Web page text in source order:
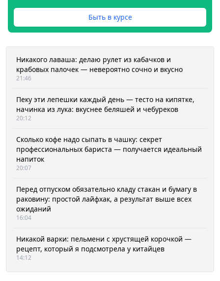
Быть в курсе
Никакого лаваша: делаю рулет из кабачков и
крабовых палочек — невероятно сочно и вкусно
21:46
Пеку эти лепешки каждый день — тесто на кипятке,
начинка из лука: вкуснее беляшей и чебуреков
20:12
Сколько кофе надо сыпать в чашку: секрет
профессиональных бариста — получается идеальный
напиток
20:07
Перед отпуском обязательно кладу стакан и бумагу в
раковину: простой лайфхак, а результат выше всех
ожиданий
16:04
Никакой варки: пельмени с хрустящей корочкой —
рецепт, который я подсмотрела у китайцев
14:12